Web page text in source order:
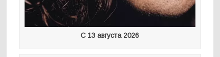
С 13 августа 2026